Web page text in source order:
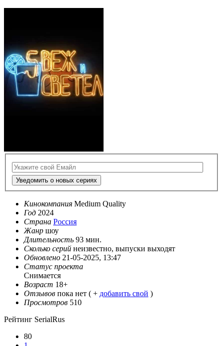
Уведомить о новых сериях
Кинокомпания Medium Quality
Год 2024
Страна Россия
Жанр шоу
Длительность 93 мин.
Сколько серий неизвестно, выпуски выходят
Обновлено 21-05-2025, 13:47
Статус проекта
Снимается
Возраст 18+
Отзывов пока нет ( + добавить свой )
Просмотров 510
Рейтинг SerialRus
80